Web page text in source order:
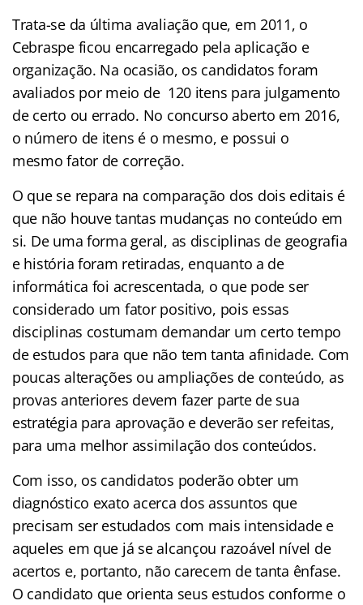
Trata-se da última avaliação que, em 2011, o
Cebraspe ficou encarregado pela aplicação e
organização. Na ocasião, os candidatos foram
avaliados por meio de 120 itens para julgamento
de certo ou errado. No concurso aberto em 2016,
o número de itens é o mesmo, e possui o
mesmo fator de correção.
O que se repara na comparação dos dois editais é
que não houve tantas mudanças no conteúdo em
si. De uma forma geral, as disciplinas de geografia
e história foram retiradas, enquanto a de
informática foi acrescentada, o que pode ser
considerado um fator positivo, pois essas
disciplinas costumam demandar um certo tempo
de estudos para que não tem tanta afinidade. Com
poucas alterações ou ampliações de conteúdo, as
provas anteriores devem fazer parte de sua
estratégia para aprovação e deverão ser refeitas,
para uma melhor assimilação dos conteúdos.
Com isso, os candidatos poderão obter um
diagnóstico exato acerca dos assuntos que
precisam ser estudados com mais intensidade e
aqueles em que já se alcançou razoável nível de
acertos e, portanto, não carecem de tanta ênfase.
O candidato que orienta seus estudos conforme o